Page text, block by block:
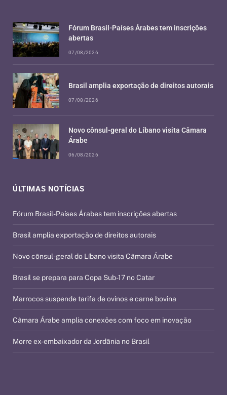
ÚLTIMAS NOTÍCIAS
Fórum Brasil-Países Árabes tem inscrições abertas
Brasil amplia exportação de direitos autorais
Novo cônsul-geral do Líbano visita Câmara Árabe
Brasil se prepara para Copa Sub-17 no Catar
Marrocos suspende tarifa de ovinos e carne bovina
Câmara Árabe amplia conexões com foco em inovação
Morre ex-embaixador da Jordânia no Brasil
Fórum Brasil-Países Árabes tem inscrições
abertas
07/08/2026
Brasil amplia exportação de direitos autorais
07/08/2026
Novo cônsul-geral do Líbano visita Câmara
Árabe
06/08/2026